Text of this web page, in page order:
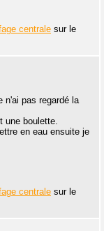
centrale sur le
n'ai pas regardé la
boulette.
en eau ensuite je
centrale sur le